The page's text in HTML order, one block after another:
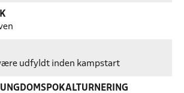
udfyldt inden kampstart
UNGDOMSPOKALTURNERING